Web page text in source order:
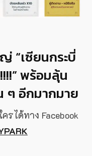
“เซียนกระบี่
พร้อมลุ้น
ๆ อีกมากมาย
ได้ทาง Facebook